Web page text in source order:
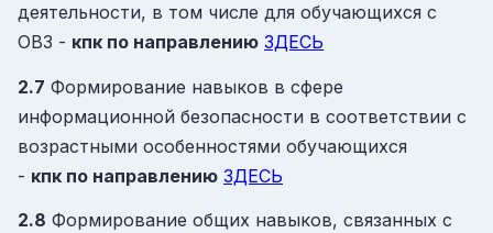
деятельности, в том числе для обучающихся с
ОВЗ - кпк по направлению ЗДЕСЬ
2.7 Формирование навыков в сфере
информационной безопасности в соответствии с
возрастными особенностями обучающихся
- кпк по направлению ЗДЕСЬ
2.8 Формирование общих навыков, связанных с